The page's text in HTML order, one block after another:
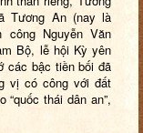
Tương An (nay là
Nguyễn Văn
Bộ, lễ hội Kỳ yên
các bậc tiền bối đã
vị có công với đất
thái dân an”,